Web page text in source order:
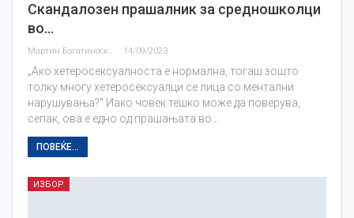
Скандалозен прашалник за средношколци
во…
Мартин Богатиноски 14/09/2023
„Ако хетеросексуалноста е нормална, тогаш зошто
толку многу хетеросексуалци се лица со ментални
нарушувања?“ Иако човек тешко може да поверува,
сепак, ова е едно од прашањата во…
ПОВЕЌЕ...
ИЗБОР